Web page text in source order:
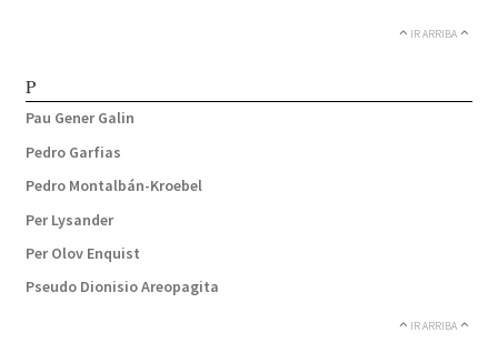
IR ARRIBA
P
Pau Gener Galin
Pedro Garfias
Pedro Montalbán-Kroebel
Per Lysander
Per Olov Enquist
Pseudo Dionisio Areopagita
IR ARRIBA